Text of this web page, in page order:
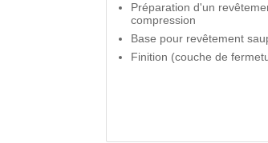
Préparation d'un
compression
Base pour revêtement
Finition (couche de